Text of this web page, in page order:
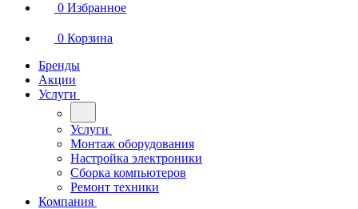
0 Избранное
0 Корзина
Бренды
Акции
Услуги
Услуги
Монтаж оборудования
Настройка электроники
Сборка компьютеров
Ремонт техники
Компания